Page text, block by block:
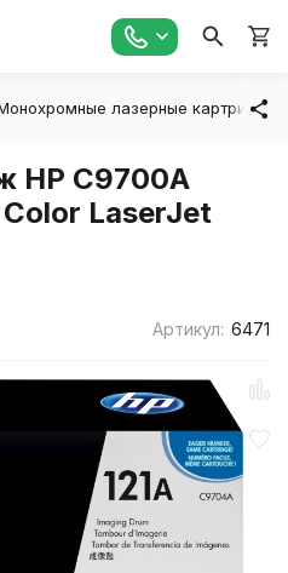
лазерные картриджи
HP C9700A
Color LaserJet
Артикул: 6471